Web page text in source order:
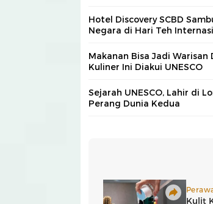
Hotel Discovery SCBD
Negara di Hari Teh
Makanan Bisa Jadi Warisan
Kuliner Ini Diakui UNESCO
Sejarah UNESCO, Lahir di
Perang Dunia Kedua